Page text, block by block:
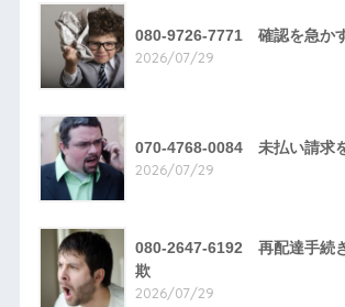
080-9726-7771 確認を急か
2026/07/29
070-4768-0084 未払い請求
2026/07/29
080-2647-6192 再配達手続
欺
2026/07/29